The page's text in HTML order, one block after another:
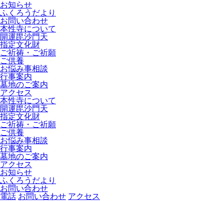
お知らせ
ふくろうだより
お問い合わせ
本性寺について
開運毘沙門天
指定文化財
ご祈祷・ご祈願
ご供養
お悩み事相談
行事案内
墓地のご案内
アクセス
本性寺について
開運毘沙門天
指定文化財
ご祈祷・ご祈願
ご供養
お悩み事相談
行事案内
墓地のご案内
アクセス
お知らせ
ふくろうだより
お問い合わせ
電話 お問い合わせ アクセス